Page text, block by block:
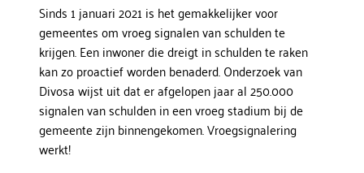
Sinds 1 januari 2021 is het gemakkelijker voor
gemeentes om vroeg signalen van schulden te
krijgen. Een inwoner die dreigt in schulden te raken
kan zo proactief worden benaderd. Onderzoek van
Divosa wijst uit dat er afgelopen jaar al 250.000
signalen van schulden in een vroeg stadium bij de
gemeente zijn binnengekomen. Vroegsignalering
werkt!